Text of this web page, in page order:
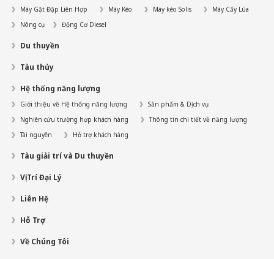
Máy Gặt Đập Liên Hợp Máy Kéo Máy kéo Solis
Máy Cấy Lúa
Nông cụ
Động Cơ Diesel
Du thuyền
Tàu thủy
Hệ thống năng lượng
Giới thiệu về Hệ thống năng lượng
Sản phẩm & Dịch vụ
Nghiên cứu trường hợp khách hàng
Thông tin chi tiết về năng lượng
Tài nguyên
Hỗ trợ khách hàng
Tàu giải trí và Du thuyền
Vị Trí Đại Lý
Liên Hệ
Hỗ Trợ
Về Chúng Tôi